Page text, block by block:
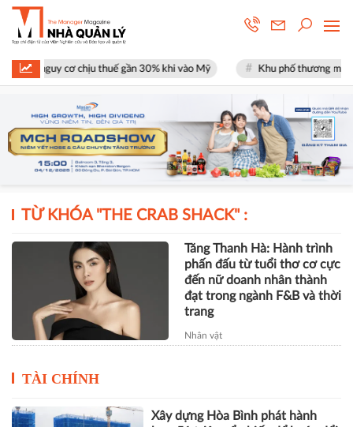
nguy cơ chịu thuế gần 30% khi vào Mỹ Khu phố thương mại
TỪ KHÓA " THE CRAB SHACK " :
Tăng Thanh Hà: Hành trình
phấn đấu từ tuổi thơ cơ cực
đến nữ doanh nhân thành
trang
TÀI CHÍNH
Xây dựng Hòa Bình phát hành
hơn 514 tỷ đồng nợ
Novaland báo lãi 912 tỷ đồng,